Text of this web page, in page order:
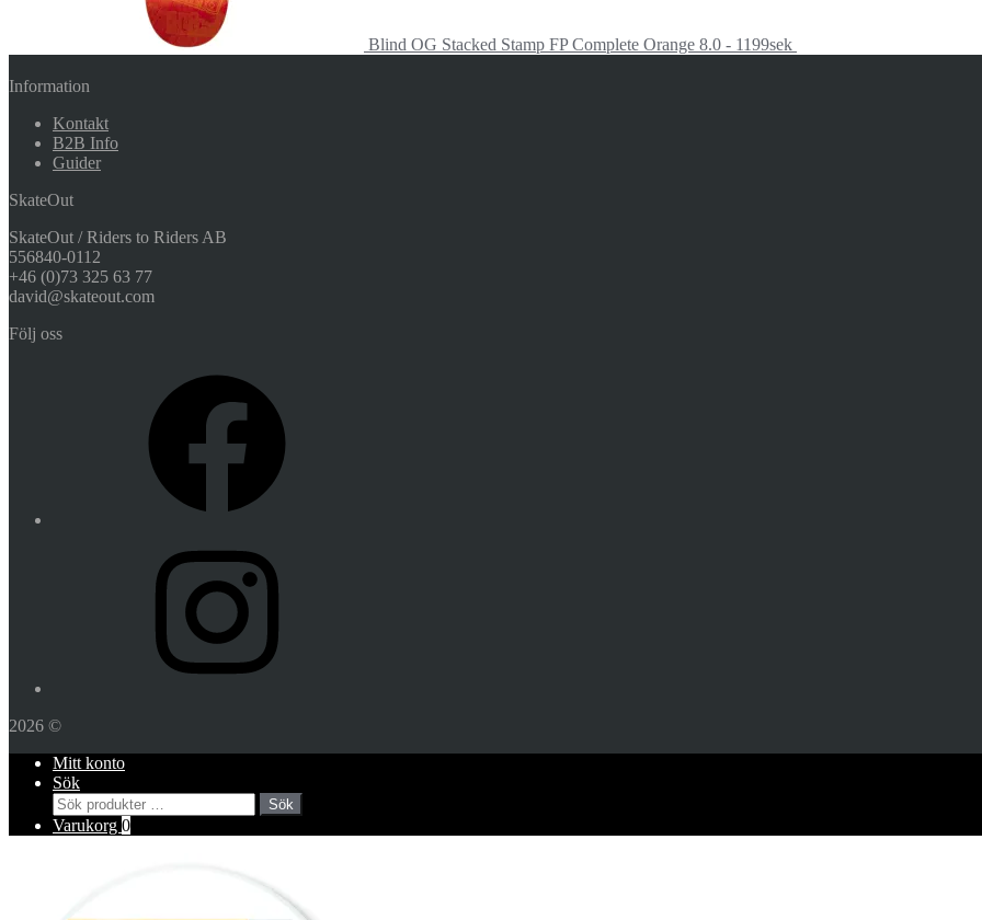
Blind OG Stacked Stamp FP Complete Orange 8.0 - 1199sek
Information
Kontakt
B2B Info
Guider
SkateOut
SkateOut / Riders to Riders AB
556840-0112
+46 (0)73 325 63 77
david@skateout.com
Följ oss
2026 ©
Mitt konto
Sök
Sök
efter:
Sök
Varukorg 0